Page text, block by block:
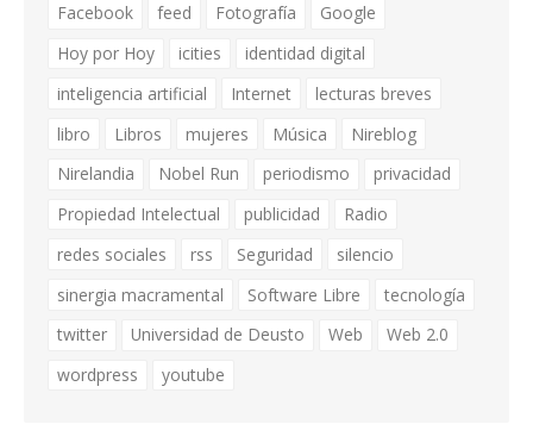
Facebook
feed Fotografía
Google
Hoy por Hoy
icities
identidad digital
inteligencia artificial
Internet
lecturas breves
libro
Libros mujeres Música
Nireblog
Nirelandia
Nobel Run periodismo
privacidad
Propiedad Intelectual
publicidad
Radio
redes sociales
rss Seguridad
silencio
sinergia macramental
Software Libre
tecnología
twitter
Universidad de Deusto Web
Web 2.0
wordpress
youtube